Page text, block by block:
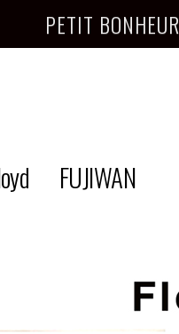
PETIT BONHEUR
FUJIWAN